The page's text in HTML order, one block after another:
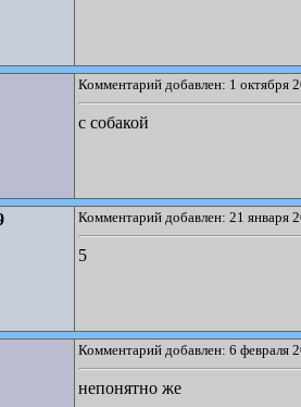
Комментарий добавлен: 1 октября
с собакой
Комментарий добавлен: 21 января
5
Комментарий добавлен: 6 февраля
непонятно же